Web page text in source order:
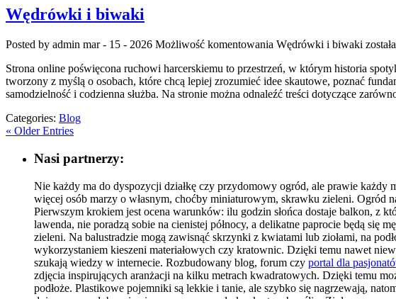
Wędrówki i biwaki
Posted by admin mar - 15 - 2026 Możliwość komentowania Wędrówki i biwaki
Strona online poświęcona ruchowi harcerskiemu to przestrzeń, w którym historia
tworzony z myślą o osobach, które chcą lepiej zrozumieć idee skautowe, poznać
samodzielność i codzienna służba. Na stronie można odnaleźć treści dotyczące
Categories: Blog
« Older Entries
Nasi partnerzy:
Nie każdy ma do dyspozycji działkę czy przydomowy ogród, ale prawie każdy
więcej osób marzy o własnym, choćby miniaturowym, skrawku zieleni. Ogród
Pierwszym krokiem jest ocena warunków: ilu godzin słońca dostaje balkon, z
lawenda, nie poradzą sobie na cienistej północy, a delikatne paprocie będą się
zieleni. Na balustradzie mogą zawisnąć skrzynki z kwiatami lub ziołami, na
wykorzystaniem kieszeni materiałowych czy kratownic. Dzięki temu nawet
szukają wiedzy w internecie. Rozbudowany blog, forum czy portal dla
zdjęcia inspirujących aranżacji na kilku metrach kwadratowych. Dzięki temu
podłoże. Plastikowe pojemniki są lekkie i tanie, ale szybko się nagrzewają,